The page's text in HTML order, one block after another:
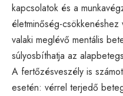
kapcsolatok és a
életminőség-
valaki meglévő mentális
súlyosbíthatja az
A fertőzésveszély is
esetén: vérrel terjedő